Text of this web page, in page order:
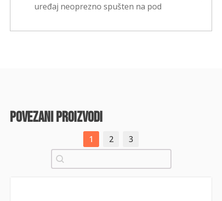
uređaj neoprezno spušten na pod
povezani proizvodi
1 2
3
Pretraži